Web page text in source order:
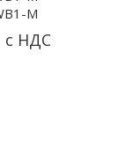
с НДС